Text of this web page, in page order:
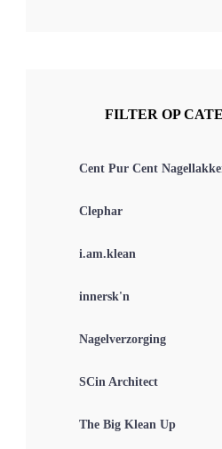
FILTER OP
Cent Pur Cent
Clephar
i.am.klean
innersk'n
Nagelverzorging
SCin Architect
The Big Klean Up